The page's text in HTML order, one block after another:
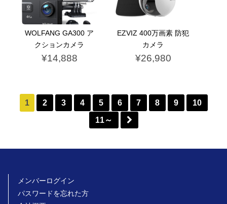
WOLFANG GA300 ア
クションカメラ
¥14,888
EZVIZ 400万画素 防犯
カメラ
¥26,980
1 2 3 4 5 6 7 8 9
10
11～
メンバーログイン
パスワードを忘れた方